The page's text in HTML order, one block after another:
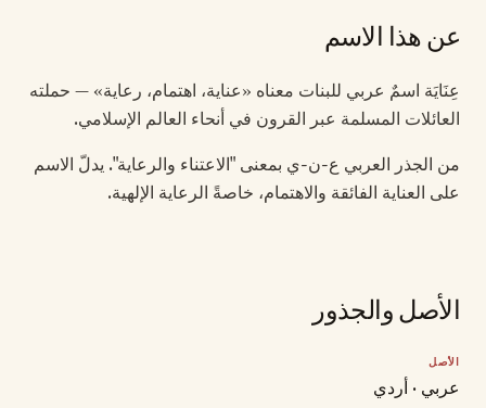
عن هذا الاسم
عِنَايَة اسمٌ عربي للبنات معناه «عناية، اهتمام، رعاية» — حملته
العائلات المسلمة عبر القرون في أنحاء العالم الإسلامي.
من الجذر العربي ع-ن-ي بمعنى "الاعتناء والرعاية". يدلّ الاسم
على العناية الفائقة والاهتمام، خاصةً الرعاية الإلهية.
الأصل والجذور
الأصل
عربي · أردي